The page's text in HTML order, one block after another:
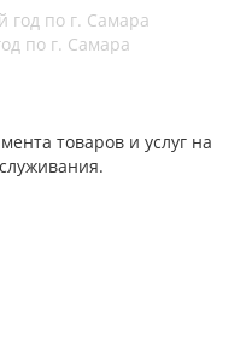
по г. Самара
товаров и услуг на